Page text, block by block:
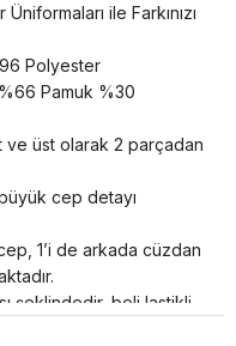
ile Farkınızı
Polyester
Pamuk %30
ve üst olarak 2 parçadan
cep detayı
1’i de arkada cüzdan
şeklindedir, beli lastikli